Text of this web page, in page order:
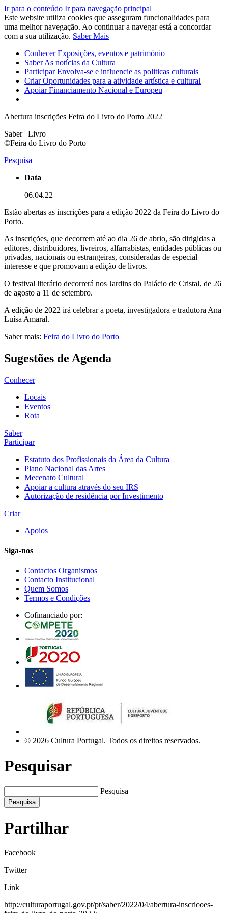
Ir para o conteúdo Ir para navegação principal
Este website utiliza cookies que asseguram funcionalidades para
uma melhor navegação. Ao continuar a navegar está a concordar
com a sua utilização. Saber Mais
ConhecerExposições, eventos e património
SaberAs notícias da Cultura
ParticiparEnvolva-se e influencie as politicas culturais
CriarOportunidades para a atividade artística e cultural
ApoiarFinanciamento Nacional e Europeu
Abertura inscrições Feira do Livro do Porto 2022
Saber | Livro
©Feira do Livro do Porto
Pesquisa
Data
06.04.22
Estão abertas as inscrições para a edição 2022 da Feira do Livro do
Porto.
As inscrições, que decorrem até ao dia 26 de abrio, são dirigidas a
editores, distribuidores, livreiros, alfarrabistas, entidades públicas ou
privadas, nacionais ou estrangeiras, consideradas de especial
interesse e que promovam a edição de livros.
O festival literário decorrerá nos Jardins do Palácio de Cristal, de 26
de agosto a 11 de setembro.
A edição de 2022 irá celebrar a poeta, investigadora e tradutora Ana
Luísa Amaral.
Saber mais: Feira do Livro do Porto
Sugestões de Agenda
Conhecer
Locais
Eventos
Rota
Saber
Participar
Estatuto dos Profissionais da Área da Cultura
Plano Nacional das Artes
Mecenato Cultural
Apoiar a cultura através do seu IRS
Autorização de residência por Investimento
Criar
Apoios
Siga-nos
Contactos Organismos
Contacto Institucional
Quem Somos
Termos e Condições
Cofinanciado por:
© 2026 Cultura Portugal. Todos os direitos reservados.
Pesquisar
Pesquisa
Pesquisa
Partilhar
Facebook
Twitter
Link
http://culturaportugal.gov.pt/pt/saber/2022/04/abertura-inscricoes-